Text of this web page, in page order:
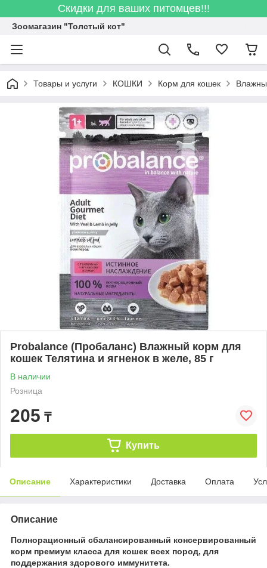
Скидки для ваших питомцев!!!
Зоомагазин "Толстый кот"
Товары и услуги КОШКИ Корм для кошек
Probalance (Пробаланс) Влажный корм для
кошек Телятина и ягненок в желе, 85 г
В наличии
Розница
205 ₸
Купить
Описание Характеристики Доставка Оплата
Описание
Полнорационный сбалансированный консервированный
корм премиум класса для кошек всех пород, для
поддержания здорового иммунитета.